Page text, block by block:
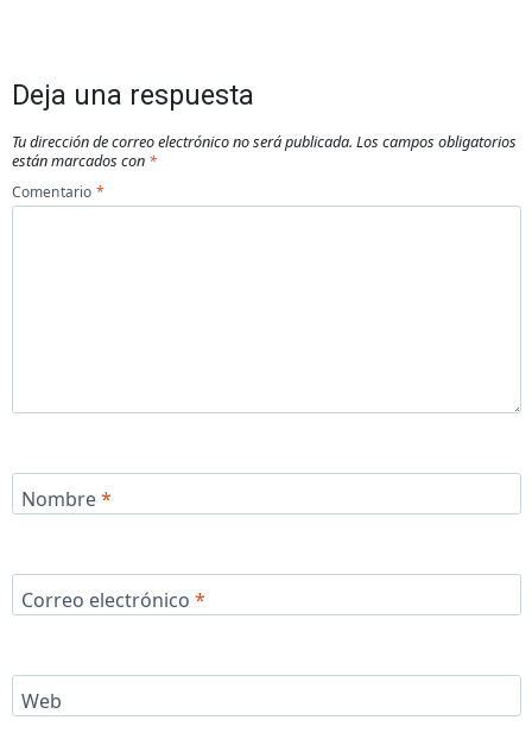
Deja una respuesta
Tu dirección de correo electrónico no será publicada. Los campos obligatorios
están marcados con *
Comentario *
Nombre*
Correo electrónico *
Web